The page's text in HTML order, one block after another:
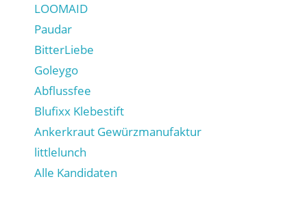
LOOMAID
Paudar
BitterLiebe
Goleygo
Abflussfee
Blufixx Klebestift
Ankerkraut Gewürzmanufaktur
littlelunch
Alle Kandidaten